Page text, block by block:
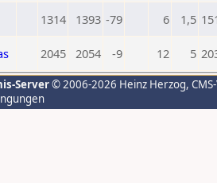
1314 1393 -79 6 1,5
2045 2054 -9 12 5
Server© 2006-2026 Heinz Herzog,